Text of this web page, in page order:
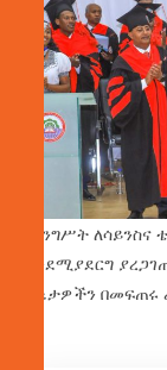
መንግሥት
እንደሚያደርግ
ሁኔታዎችን